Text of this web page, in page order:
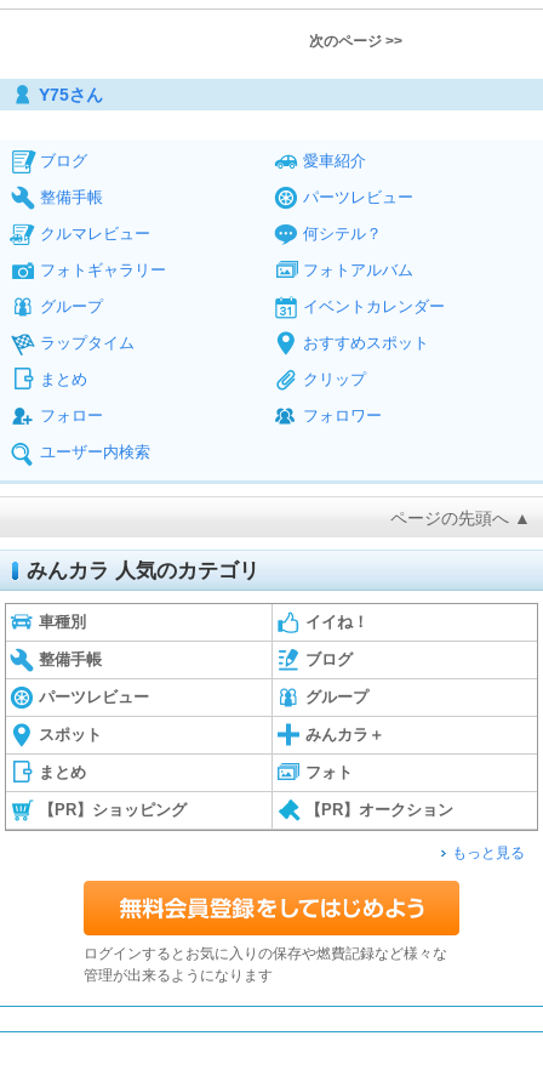
次のページ >>
Y75さん
ブログ
愛車紹介
整備手帳
パーツレビュー
クルマレビュー
何シテル？
フォトギャラリー
フォトアルバム
グループ
イベントカレンダー
ラップタイム
おすすめスポット
まとめ
クリップ
フォロー
フォロワー
ユーザー内検索
ページの先頭へ ▲
みんカラ 人気のカテゴリ
車種別 イイね！
整備手帳 ブログ
パーツレビュー グループ
スポット みんカラ＋
まとめ フォト
【PR】ショッピング 【PR】オークション
もっと見る
ログインするとお気に入りの保存や燃費記録など様々な
管理が出来るようになります